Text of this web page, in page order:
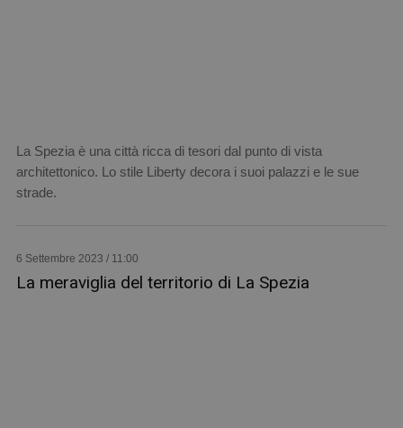
La Spezia è una città ricca di tesori dal punto di vista
architettonico. Lo stile Liberty decora i suoi palazzi e le sue
strade.
6 Settembre 2023 / 11:00
La meraviglia del territorio di La Spezia